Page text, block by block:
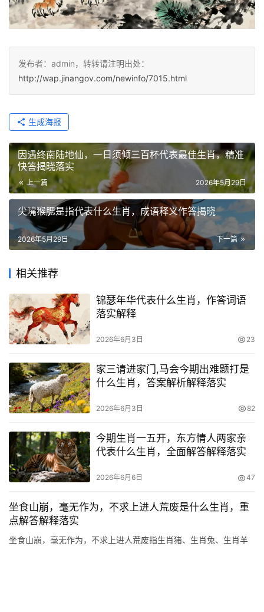
发布者：admin，转转请注明出处：
http://wap.jinangov.com/newinfo/7015.html
生成海报
因遇终南陆地仙，一日须倾三百杯代表最佳生肖，精准
快答揭晓落实
上一篇 2026年5月29日
尖嘴猴腮是指代表什么生肖，成语释义作答揭晓
下一篇
2026年5月29日
相关推荐
锦瑟年华代表什么生肖，作答词语
落实解释
2026年6月3日 23
家三请进家门,马会今期出难题打是
什么生肖，答案解析解释落实
2026年6月3日 82
今期生肖一五开，东方情人两家亲
代表什么生肖，全面解答解释落实
2026年6月6日 47
坐食山崩，毫无作为，不求上进人荒废是什么生肖，重
点解答解释落实
坐食山崩，毫无作为，不求上进人荒废指生肖猪、生肖兔、生肖羊